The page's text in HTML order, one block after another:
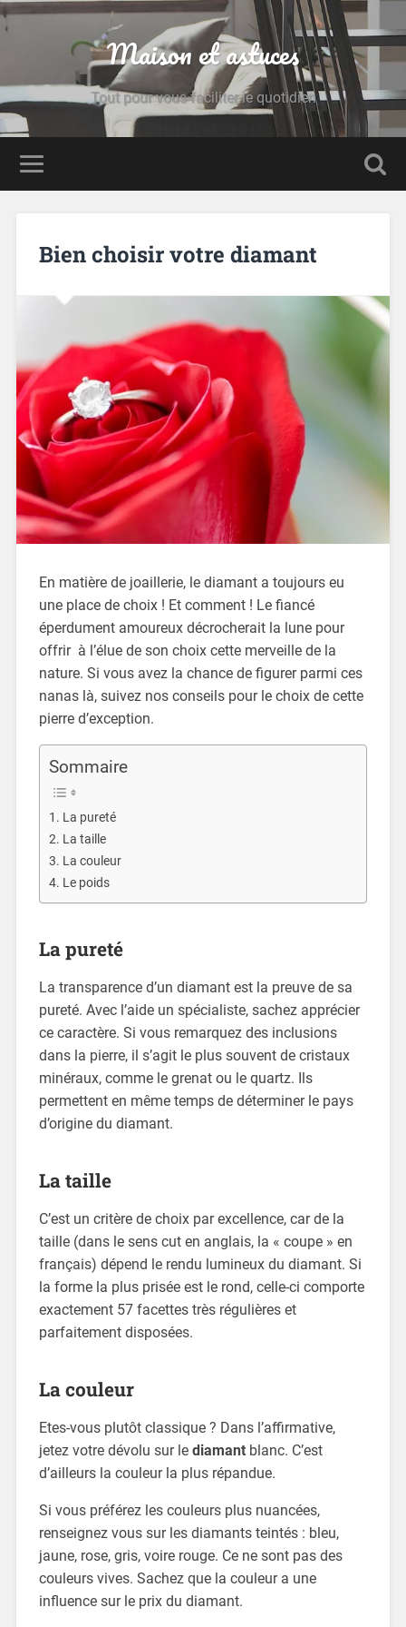
Maison et astuces
Tout pour vous faciliter le quotidien
Bien choisir votre diamant
En matière de joaillerie, le diamant a toujours eu
une place de choix ! Et comment ! Le fiancé
éperdument amoureux décrocherait la lune pour
offrir à l’élue de son choix cette merveille de la
nature. Si vous avez la chance de figurer parmi ces
nanas là, suivez nos conseils pour le choix de cette
pierre d’exception.
Sommaire
La pureté
La taille
La couleur
Le poids
La pureté
La transparence d’un diamant est la preuve de sa
pureté. Avec l’aide un spécialiste, sachez apprécier
ce caractère. Si vous remarquez des inclusions
dans la pierre, il s’agit le plus souvent de cristaux
minéraux, comme le grenat ou le quartz. Ils
permettent en même temps de déterminer le pays
d’origine du diamant.
La taille
C’est un critère de choix par excellence, car de la
taille (dans le sens cut en anglais, la « coupe » en
français) dépend le rendu lumineux du diamant. Si
la forme la plus prisée est le rond, celle-ci comporte
exactement 57 facettes très régulières et
parfaitement disposées.
La couleur
Etes-vous plutôt classique ? Dans l’affirmative,
jetez votre dévolu sur le diamantblanc. C’est
d’ailleurs la couleur la plus répandue.
Si vous préférez les couleurs plus nuancées,
renseignez vous sur les diamants teintés : bleu,
jaune, rose, gris, voire rouge. Ce ne sont pas des
couleurs vives. Sachez que la couleur a une
influence sur le prix du diamant.